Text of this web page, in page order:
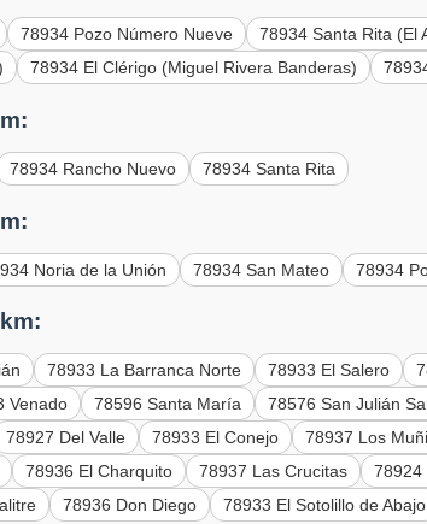
78934 Pozo Número Nueve 78934 Santa Rita (El
78934 El Clérigo (Miguel Rivera Banderas)
78934 Rancho Nuevo 78934 Santa Rita
Noria de la Unión 78934 San Mateo 78934
78933 La Barranca Norte 78933 El Salero
Venado 78596 Santa María 78576 San Julián
78927 Del Valle 78933 El Conejo 78937 Los
78936 El Charquito 78937 Las Crucitas 78924
78936 Don Diego 78933 El Sotolillo de Abajo